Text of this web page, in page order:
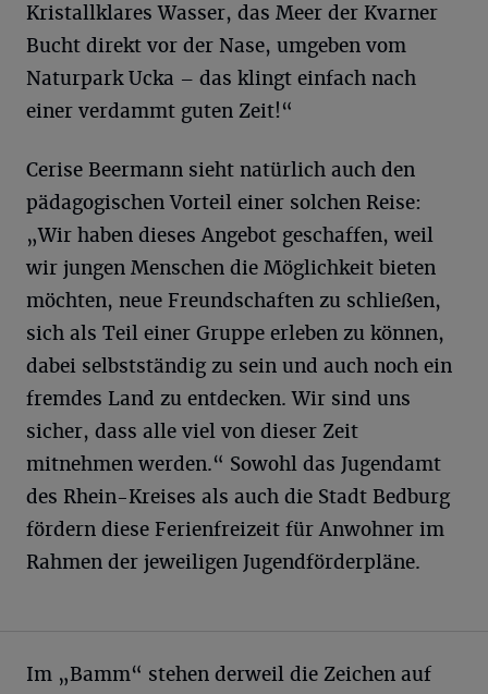
Kristallklares Wasser, das Meer der Kvarner
Bucht direkt vor der Nase, umgeben vom
Naturpark Ucka – das klingt einfach nach
einer verdammt guten Zeit!“
Cerise Beermann sieht natürlich auch den
pädagogischen Vorteil einer solchen Reise:
„Wir haben dieses Angebot geschaffen, weil
wir jungen Menschen die Möglichkeit bieten
möchten, neue Freundschaften zu schließen,
sich als Teil einer Gruppe erleben zu können,
dabei selbstständig zu sein und auch noch ein
fremdes Land zu entdecken. Wir sind uns
sicher, dass alle viel von dieser Zeit
mitnehmen werden.“ Sowohl das Jugendamt
des Rhein-Kreises als auch die Stadt Bedburg
fördern diese Ferienfreizeit für Anwohner im
Rahmen der jeweiligen Jugendförderpläne.
Im „Bamm“ stehen derweil die Zeichen auf